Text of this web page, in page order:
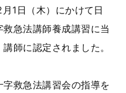
1日（木）にかけて日
急法講師養成講習に当
師に認定されました。
救急法講習会の指導を